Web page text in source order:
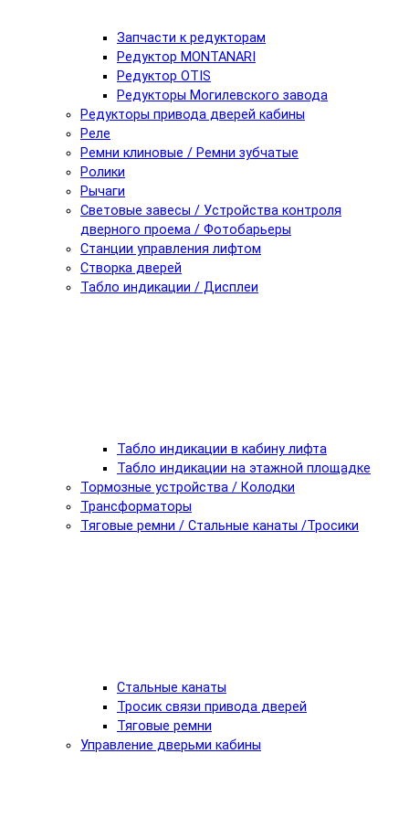
Запчасти к редукторам
Редуктор MONTANARI
Редуктор OTIS
Редукторы Могилевского завода
Редукторы привода дверей кабины
Реле
Ремни клиновые / Ремни зубчатые
Ролики
Рычаги
Световые завесы / Устройства контроля
дверного проема / Фотобарьеры
Станции управления лифтом
Створка дверей
Табло индикации / Дисплеи
Табло индикации в кабину лифта
Табло индикации на этажной площадке
Тормозные устройства / Колодки
Трансформаторы
Тяговые ремни / Стальные канаты /Тросики
Стальные канаты
Тросик связи привода дверей
Тяговые ремни
Управление дверьми кабины